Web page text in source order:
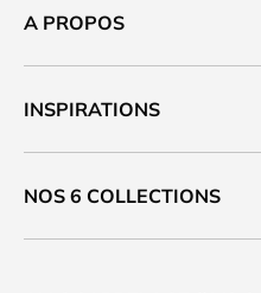
A PROPOS
INSPIRATIONS
NOS 6 COLLECTIONS